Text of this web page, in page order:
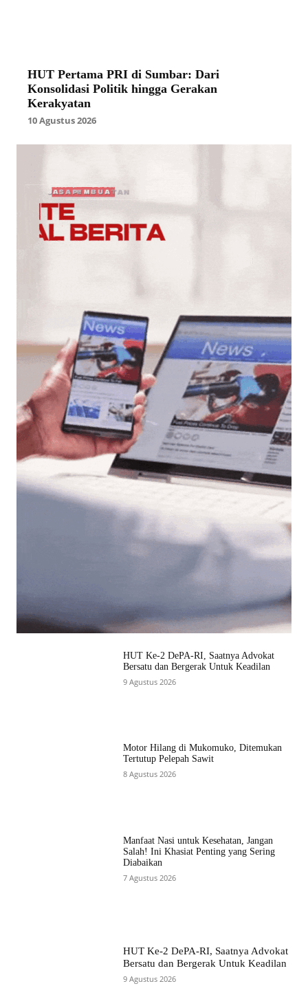
HUT Pertama PRI di Sumbar: Dari
Konsolidasi Politik hingga Gerakan
Kerakyatan
10 Agustus 2026
HUT Ke-2 DePA-RI, Saatnya Advokat
Bersatu dan Bergerak Untuk Keadilan
9 Agustus 2026
Motor Hilang di Mukomuko, Ditemukan
Tertutup Pelepah Sawit
8 Agustus 2026
Manfaat Nasi untuk Kesehatan, Jangan
Salah! Ini Khasiat Penting yang Sering
Diabaikan
7 Agustus 2026
HUT Ke-2 DePA-RI, Saatnya Advokat
Bersatu dan Bergerak Untuk Keadilan
9 Agustus 2026